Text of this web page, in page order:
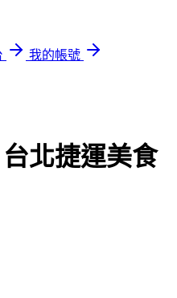
我的帳號
台北捷運美食